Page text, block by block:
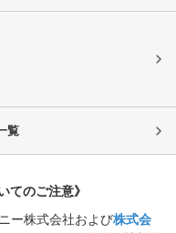
覧
てのご注意》
ー株式会社および株式会